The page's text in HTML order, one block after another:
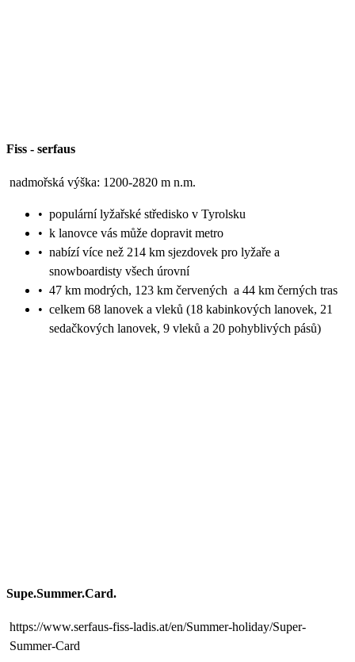
Fiss - serfaus
nadmořská výška: 1200-2820 m n.m.
• populární lyžařské středisko v Tyrolsku
• k lanovce vás může dopravit metro
• nabízí více než 214 km sjezdovek pro lyžaře a
snowboardisty všech úrovní
• 47 km modrých, 123 km červených a 44 km černých tras
• celkem 68 lanovek a vleků (18 kabinkových lanovek, 21
sedačkových lanovek, 9 vleků a 20 pohyblivých pásů)
Supe.Summer.Card.
https://www.serfaus-fiss-ladis.at/en/Summer-holiday/Super-
Summer-Card